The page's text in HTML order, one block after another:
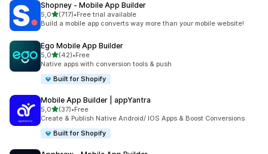
Shopney ‑ Mobile App Builder
5,05 yıldız üzerinden
(717)
toplam 717 değerlendirme
•Free trial available
Build a mobile app converts way more than your mobile website!
Ego Mobile App Builder
5,05 yıldız üzerinden
(42)
toplam 42 değerlendirme
•Free
Native apps with conversion tools & push
Built for Shopify
Mobile App Builder | appYantra
5,05 yıldız üzerinden
(37)
toplam 37 değerlendirme
•Free
Create & Publish Native Android/ IOS Apps & Boost Conversions
Built for Shopify